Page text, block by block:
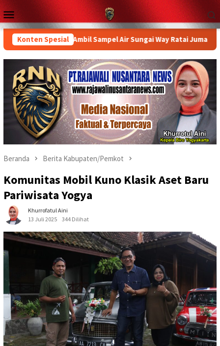
Loncat
ke
konten
Menu
Mobile
Konten Spesial
Turun Ambil Sampel Air Sungai Way Ratai Jumat Pagi
Beranda Berita Kabupaten/Pemkot
Komunitas Mobil Kuno Klasik Aset Baru
Pariwisata Yogya
Khurrofatul Aini
13 Juli 2025
344 Dilihat